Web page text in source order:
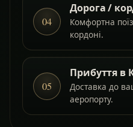
04
Дорога /
Комфортна
кордоні.
05
Прибуття в
Доставка до
аеропорту.